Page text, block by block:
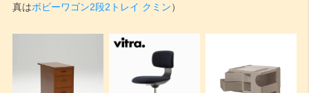
真はボビーワゴン2段2トレイ クミン）